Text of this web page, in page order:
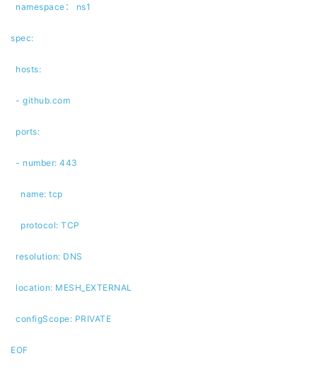
namespace： ns1
spec:
hosts:
- github.com
ports:
- number: 443
name: tcp
protocol: TCP
resolution: DNS
location: MESH_EXTERNAL
configScope: PRIVATE
EOF